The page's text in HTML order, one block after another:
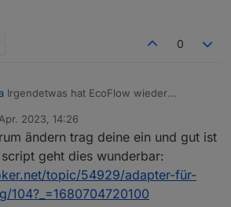
0
Irgendetwas hat EcoFlow wieder
wieder unterbrochen - Ich wechsle
Tag die "client IDs"
wirklich nervig!
es bei den anderen aus?
die Client ID dem Adapter in einem
2023, 14:26
ändern trag deine ein und gut ist
geht dies wunderbar:
topic/54929/adapter-für-
104?_=1680704720100